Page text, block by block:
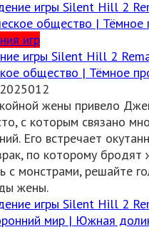
игр
игры Silent Hill 2
общество | Тёмное
012
жены привело
с которым связано
Его встречает
по которому бродят
с монстрами, решайте
жены.